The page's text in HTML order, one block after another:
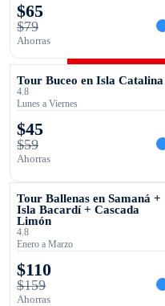
$65
$79
Ahorras
Tour Buceo en Isla Catalina
4.8
Lunes a Viernes
$45
$59
Ahorras
OFERTA TEMPORAL
Tour Ballenas en Samaná +
Isla Bacardí + Cascada
Limón
4.8
Enero a Marzo
$110
$159
Ahorras